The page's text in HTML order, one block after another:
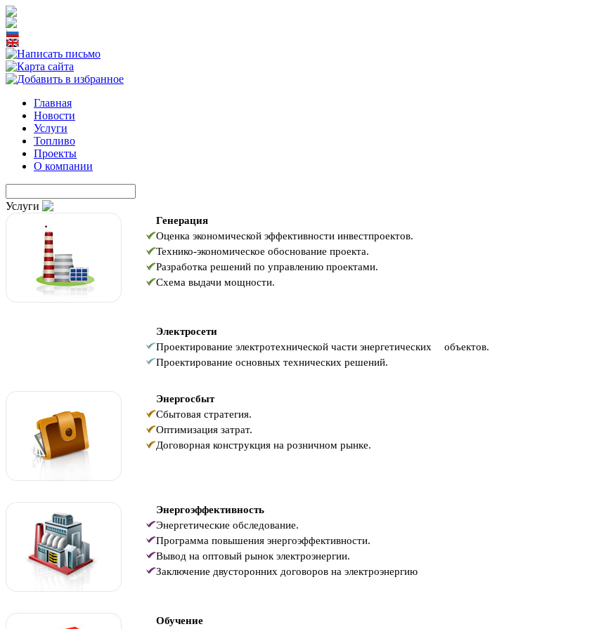
Главная
Новости
Услуги
Топливо
Проекты
О компании
Услуги
Генерация
Оценка экономической эффективности инвестпроектов.
Технико-экономическое обоснование проекта.
Разработка решений по управлению проектами.
Схема выдачи мощности.
Электросети
Проектирование электротехнической части энергетических
объектов.
Проектирование основных технических решений.
Энергосбыт
Сбытовая стратегия.
Оптимизация затрат.
Договорная конструкция на розничном рынке.
Энергоэффективность
Энергетические обследование.
Программа повышения энергоэффективности.
Вывод на оптовый рынок электроэнергии.
Заключение двусторонних договоров на электроэнергию
Обучение